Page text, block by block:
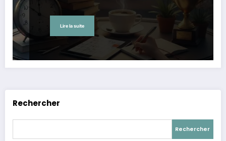
Lire la suite
Rechercher
Rechercher